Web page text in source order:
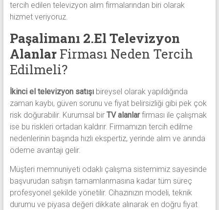
tercih edilen televizyon alım firmalarından biri olarak
hizmet veriyoruz.
Paşalimanı 2.El Televizyon
AlanlarFirması Neden Tercih
Edilmeli?
İkinci el televizyon satışıbireysel olarak yapıldığında
zaman kaybı, güven sorunu ve fiyat belirsizliği gibi pek çok
risk doğurabilir. Kurumsal bir TV alanlarfirması ile çalışmak
ise bu riskleri ortadan kaldırır. Firmamızın tercih edilme
nedenlerinin başında hızlı ekspertiz, yerinde alım ve anında
ödeme avantajı gelir.
Müşteri memnuniyeti odaklı çalışma sistemimiz sayesinde
başvurudan satışın tamamlanmasına kadar tüm süreç
profesyonel şekilde yönetilir. Cihazınızın modeli, teknik
durumu ve piyasa değeri dikkate alınarak en doğru fiyat